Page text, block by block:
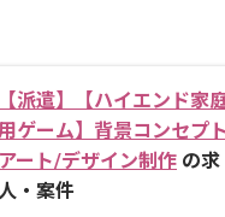
派遣】【ハイエンド家
ゲーム】背景コンセプト
ート/デザイン制作 の求
・案件